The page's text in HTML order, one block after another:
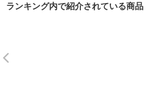
ランキング内で紹介されている商品